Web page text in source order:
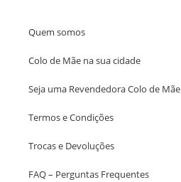
Quem somos
Colo de Mãe na sua cidade
Seja uma Revendedora Colo de Mãe
Termos e Condições
Trocas e Devoluções
FAQ – Perguntas Frequentes